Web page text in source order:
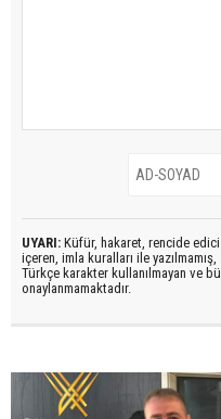
UYARI: Küfür, hakaret, rencide edici
içeren, imla kuralları ile yazılmamış,
Türkçe karakter kullanılmayan ve
onaylanmamaktadır.